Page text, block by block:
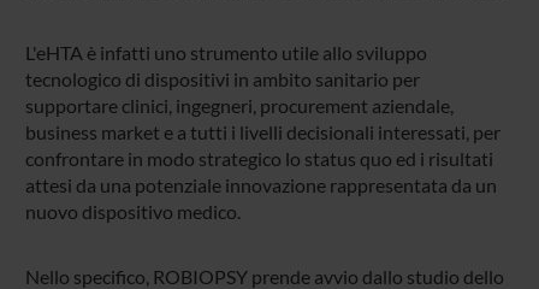
L'eHTA è infatti uno strumento utile allo sviluppo
tecnologico di dispositivi in ambito sanitario per
supportare clinici, ingegneri, procurement aziendale,
business market e a tutti i livelli decisionali interessati, per
confrontare in modo strategico lo status quo ed i risultati
attesi da una potenziale innovazione rappresentata da un
nuovo dispositivo medico.
Nello specifico, ROBIOPSY prende avvio dallo studio dello